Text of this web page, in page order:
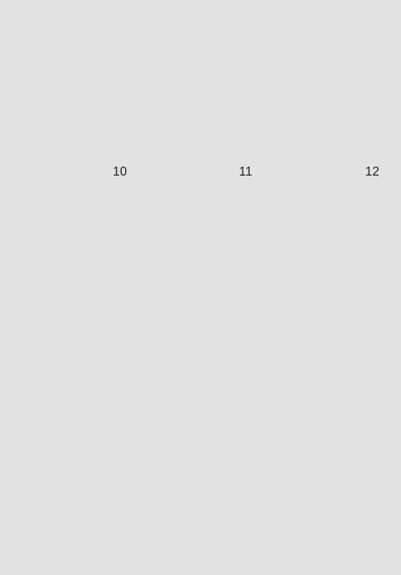
10 11 12